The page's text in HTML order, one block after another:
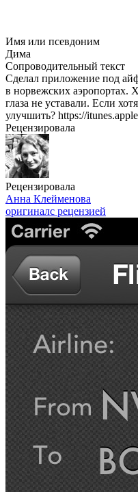
Имя или псевдоним
Дима
Сопроводительный текст
Сделал приложение под
в норвежских аэропортах.
глаза не уставали. Если
улучшить? https://
Рецензировала
Рецензировала
Анна Клейменова
оригиналс рецензией